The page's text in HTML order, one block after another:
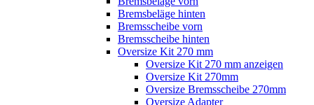
Bremsbeläge hinten
Bremsscheibe vorn
Bremsscheibe hinten
Oversize Kit 270 mm
Oversize Kit 270 mm anzeigen
Oversize Kit 270mm
Oversize Bremsscheibe 270mm
Oversize Adapter